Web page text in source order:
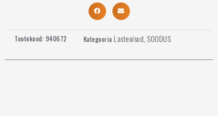
Tootekood: 940672 Kategooria Lasteuisud, SOODUS